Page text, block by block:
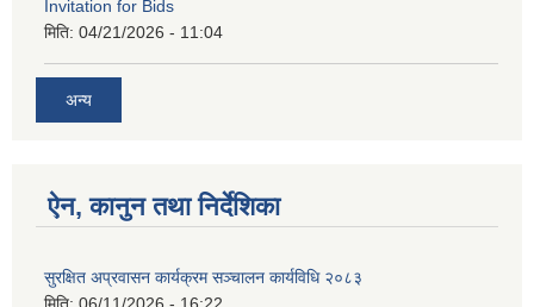
Invitation for Bids
मिति: 04/21/2026 - 11:04
अन्य
ऐन, कानुन तथा निर्देशिका
सुरक्षित अप्रवासन कार्यक्रम सञ्चालन कार्यविधि २०८३
मिति: 06/11/2026 - 16:22